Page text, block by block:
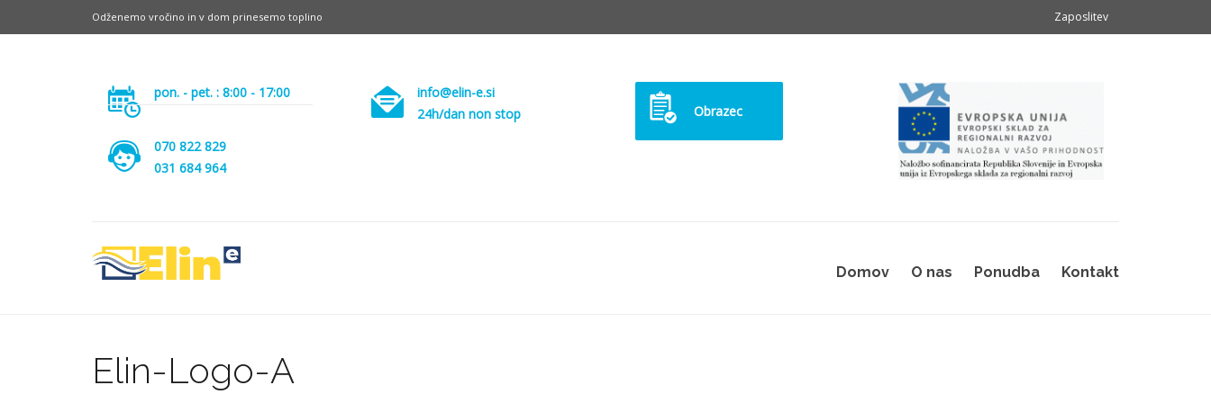
Odženemo vročino in v dom prinesemo toplino Zaposlitev
pon. - pet. : 8:00 - 17:00
070 822 829
031 684 964
info@elin-e.si
24h/dan non stop
Obrazec
Domov O nas Ponudba Kontakt
Elin-Logo-A